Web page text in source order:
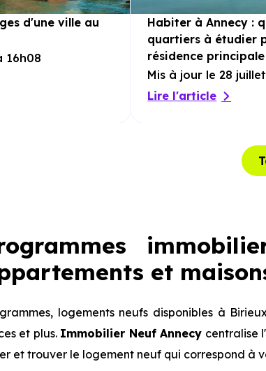
d'une ville au
16h08
Habiter à Annecy :
quartiers à étudier
résidence principale
Mis à jour le 28
Lire l'article
et
logements neufs disponibles à
et plus. Immobilier Neuf Annecy centralise
et trouver le logement neuf qui correspond à